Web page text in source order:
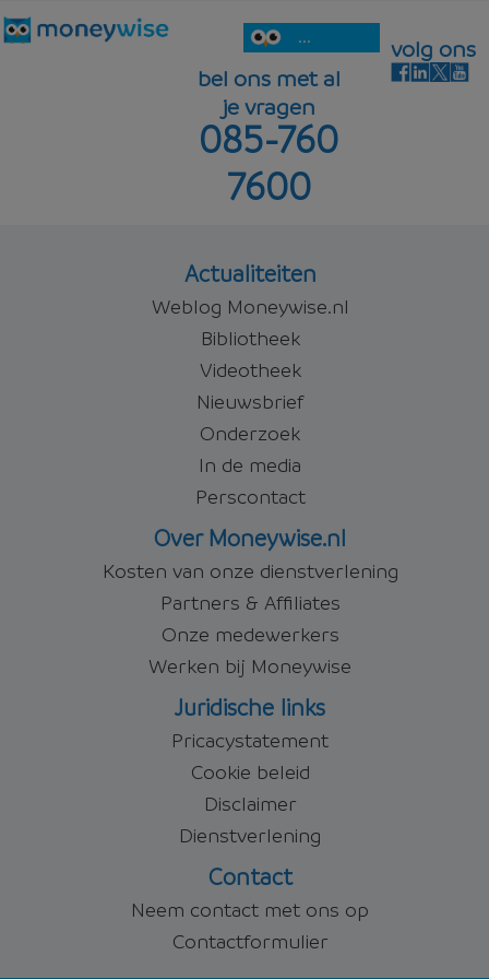
...
bel ons met al
je vragen
085-760
7600
volg ons
Actualiteiten
Weblog Moneywise.nl
Bibliotheek
Videotheek
Nieuwsbrief
Onderzoek
In de media
Perscontact
Over Moneywise.nl
Kosten van onze dienstverlening
Partners & Affiliates
Onze medewerkers
Werken bij Moneywise
Juridische links
Pricacystatement
Cookie beleid
Disclaimer
Dienstverlening
Contact
Neem contact met ons op
Contactformulier